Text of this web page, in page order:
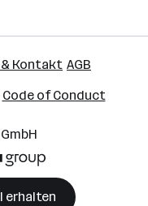
Kontakt AGB
Code of Conduct
erhalten